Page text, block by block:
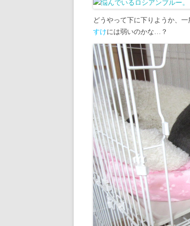
どうやって下に下りようか、
すけには弱いのかな…？